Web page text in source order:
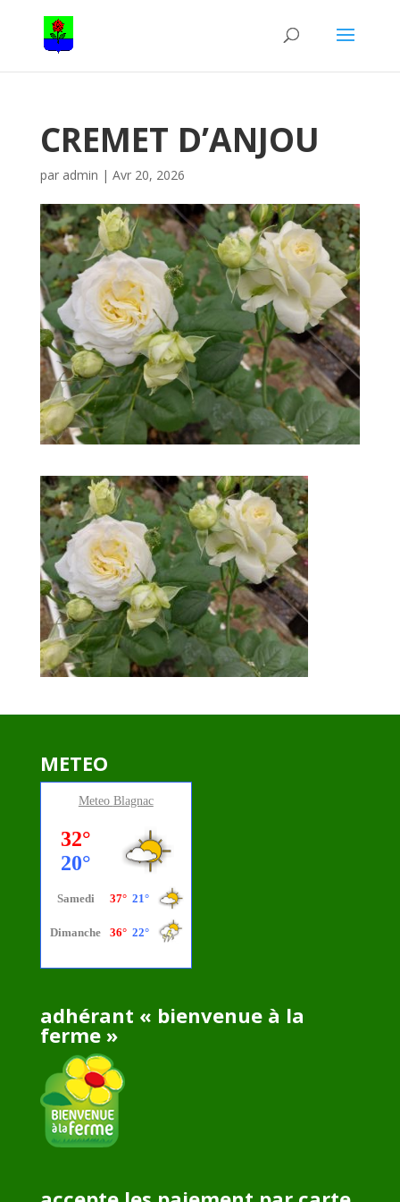
CREMET D’ANJOU
par admin | Avr 20, 2026
METEO
Meteo Blagnac
adhérant « bienvenue à la
ferme »